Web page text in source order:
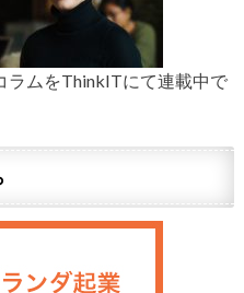
ラムをThinkITにて連載中で